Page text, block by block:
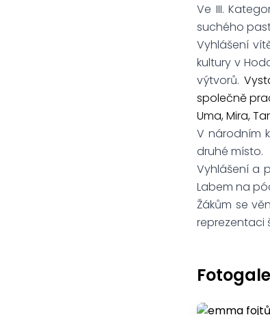
Ve III.
suchého
Vyhlášení
kultury v
výtvorů.
společně
Uma, Mira,
V národním
druhé místo.
Vyhlášení a
Labem na
Žákům se
reprezentaci